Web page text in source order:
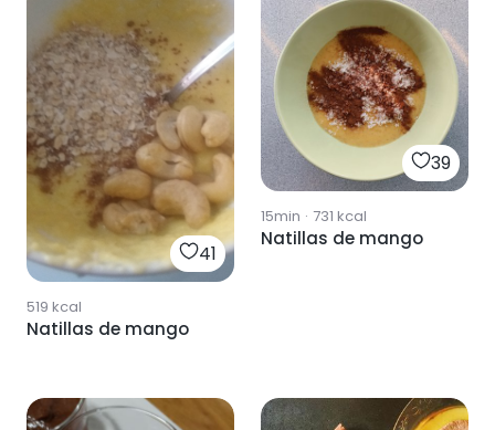
41
519 kcal
Natillas de mango
39
15min · 731 kcal
Natillas de mango